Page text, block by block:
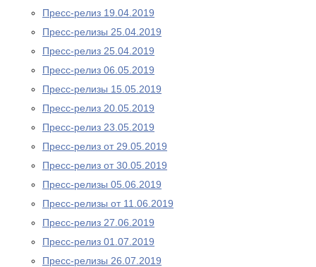
Пресс-релиз 19.04.2019
Пресс-релизы 25.04.2019
Пресс-релиз 25.04.2019
Пресс-релиз 06.05.2019
Пресс-релизы 15.05.2019
Пресс-релиз 20.05.2019
Пресс-релиз 23.05.2019
Пресс-релиз от 29.05.2019
Пресс-релиз от 30.05.2019
Пресс-релизы 05.06.2019
Пресс-релизы от 11.06.2019
Пресс-релиз 27.06.2019
Пресс-релиз 01.07.2019
Пресс-релизы 26.07.2019